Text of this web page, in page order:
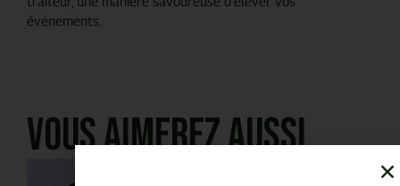
événements.
Vous aimerez aussi